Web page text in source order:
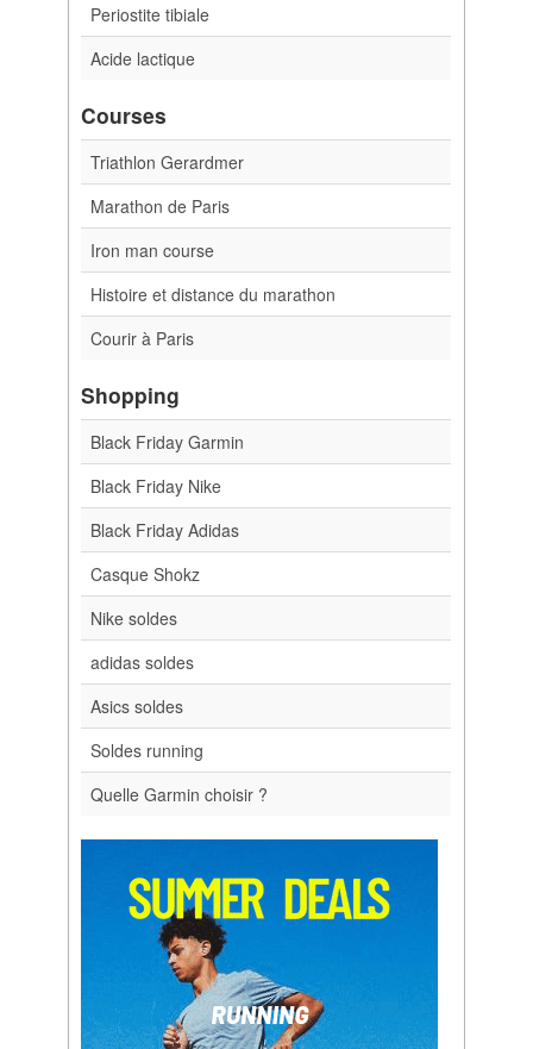
Periostite tibiale
Acide lactique
Courses
Triathlon Gerardmer
Marathon de Paris
Iron man course
Histoire et distance du marathon
Courir à Paris
Shopping
Black Friday Garmin
Black Friday Nike
Black Friday Adidas
Casque Shokz
Nike soldes
adidas soldes
Asics soldes
Soldes running
Quelle Garmin choisir ?